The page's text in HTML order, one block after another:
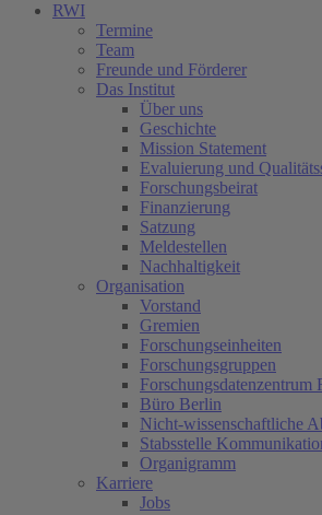
RWI
Termine
Team
Freunde und Förderer
Das Institut
Über uns
Geschichte
Mission Statement
Evaluierung und
Forschungsbeirat
Finanzierung
Satzung
Meldestellen
Nachhaltigkeit
Organisation
Vorstand
Gremien
Forschungseinheiten
Forschungsgruppen
Büro Berlin
Nicht-wissenschaftliche
Stabsstelle
Organigramm
Karriere
Jobs